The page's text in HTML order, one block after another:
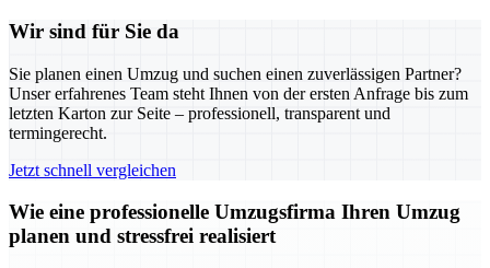
Wir sind für Sie da
Sie planen einen Umzug und suchen einen zuverlässigen Partner?
Unser erfahrenes Team steht Ihnen von der ersten Anfrage bis zum
letzten Karton zur Seite – professionell, transparent und
termingerecht.
Jetzt schnell vergleichen
Wie eine professionelle Umzugsfirma Ihren Umzug
planen und stressfrei realisiert